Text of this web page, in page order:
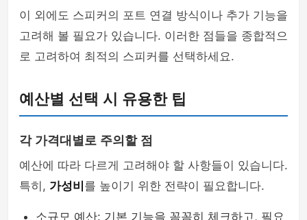
이 외에도 스피커의 포트 연결 방식이나 추가 기능을
고려해 볼 필요가 있습니다. 이러한 점들을 종합적으
로 고려하여 최적의 스피커를 선택하세요.
예산별 선택 시 유용한 팁
각 가격대별로 주의할 점
예산에 따라 다르게 고려해야 할 사항들이 있습니다.
특히, 가성비 를 높이기 위한 전략이 필요합니다.
소규모 예산: 기본 기능을 꼼꼼히 체크하고, 필요